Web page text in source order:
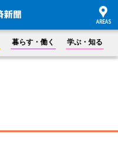
暮らす・働く 学ぶ・知る